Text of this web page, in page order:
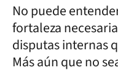
No puede
fortaleza
disputas internas
Más aún que no